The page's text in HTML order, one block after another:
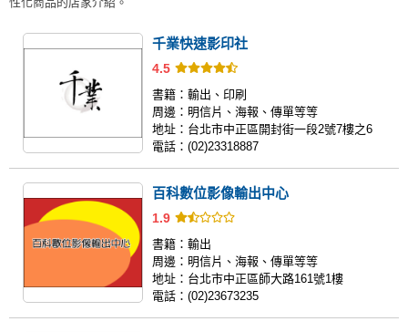
註冊會員
千業快速影印社
4.5
書籍： 輸出、印刷
周邊： 明信片、海報、傳單等等
地址： 台北市中正區開封街一段2號7樓之6
電話： (02)23318887
百科數位影像輸出中心
1.9
書籍： 輸出
周邊： 明信片、海報、傳單等等
地址： 台北市中正區師大路161號1樓
電話： (02)23673235